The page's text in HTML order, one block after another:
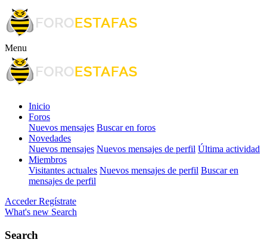
Menu
Inicio
Foros
Nuevos mensajes Buscar en foros
Novedades
Nuevos mensajes Nuevos mensajes de perfil Última actividad
Miembros
Visitantes actuales Nuevos mensajes de perfil Buscar en
mensajes de perfil
Acceder Regístrate
What's new Search
Search